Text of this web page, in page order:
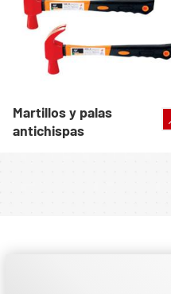
Martillos y palas
antichispas